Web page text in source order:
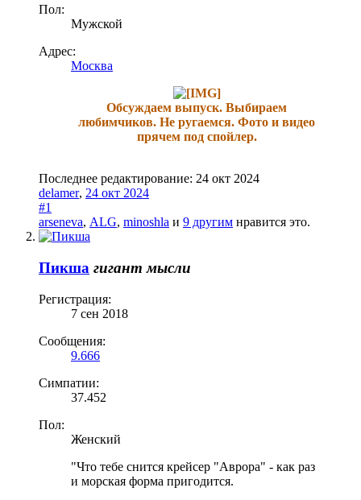
Пол:
Мужской
Адрес:
Москва
Обсуждаем выпуск. Выбираем
любимчиков. Не ругаемся. Фото и видео
прячем под спойлер.
Последнее редактирование: 24 окт 2024
delamer, 24 окт 2024
#1
arseneva, ALG, minoshla и 9 другим нравится это.
Пикша гигант мысли
Регистрация:
7 сен 2018
Сообщения:
9.666
Симпатии:
37.452
Пол:
Женский
"Что тебе снится крейсер "Аврора" - как раз
и морская форма пригодится.